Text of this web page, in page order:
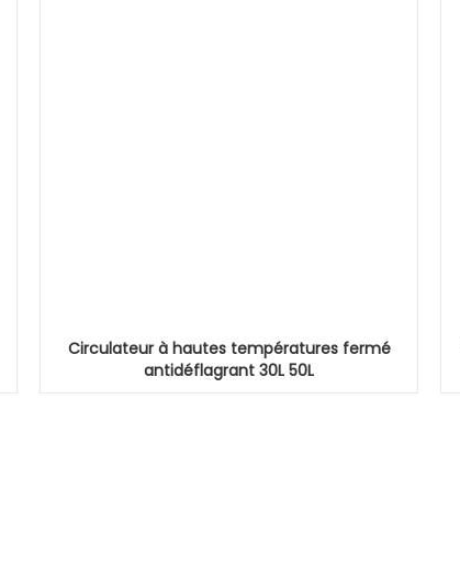
Circulateur à hautes températures fermé
antidéflagrant 30L 50L